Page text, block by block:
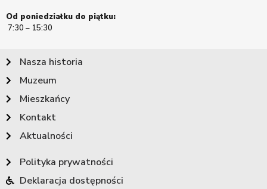
Od poniedziałku do piątku:
7:30 – 15:30
Nasza historia
Muzeum
Mieszkańcy
Kontakt
Aktualności
Polityka prywatności
Deklaracja dostępności